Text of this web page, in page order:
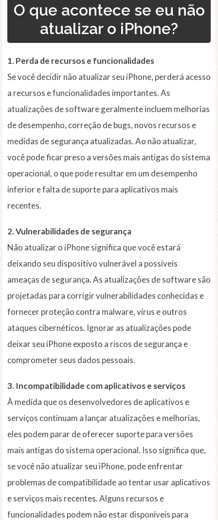
O que acontece se eu não
atualizar o iPhone?
1. Perda de recursos e funcionalidades
Se você decidir não atualizar seu iPhone, perderá acesso
a recursos e funcionalidades importantes. As
atualizações de software geralmente incluem melhorias
de desempenho, correção de bugs, novos recursos e
medidas de segurança atualizadas. Ao não atualizar,
você pode ficar preso a versões mais antigas do sistema
operacional, o que pode resultar em um desempenho
inferior e falta de suporte para aplicativos mais
recentes.
2. Vulnerabilidades de segurança
Não atualizar o iPhone significa que você estará
deixando seu dispositivo vulnerável a possíveis
ameaças de segurança. As atualizações de software são
projetadas para corrigir vulnerabilidades conhecidas e
fornecer proteção contra malware, vírus e outros
ataques cibernéticos. Ignorar as atualizações pode
deixar seu iPhone exposto a riscos de segurança e
comprometer seus dados pessoais.
3. Incompatibilidade com aplicativos e serviços
À medida que os desenvolvedores de aplicativos e
serviços continuam a lançar atualizações e melhorias,
eles podem parar de oferecer suporte para versões
mais antigas do sistema operacional. Isso significa que,
se você não atualizar seu iPhone, pode enfrentar
problemas de compatibilidade ao tentar usar aplicativos
e serviços mais recentes. Alguns recursos e
funcionalidades podem não estar disponíveis para